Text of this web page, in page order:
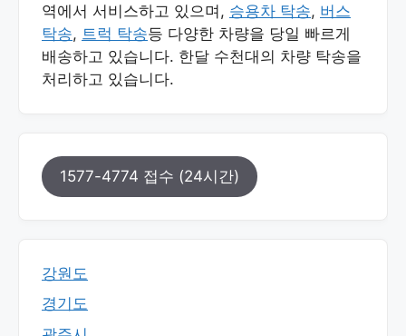
역에서 서비스하고 있으며, 승용차 탁송, 버스
탁송, 트럭 탁송등 다양한 차량을 당일 빠르게
배송하고 있습니다. 한달 수천대의 차량 탁송을
처리하고 있습니다.
1577-4774 접수 (24시간)
강원도
경기도